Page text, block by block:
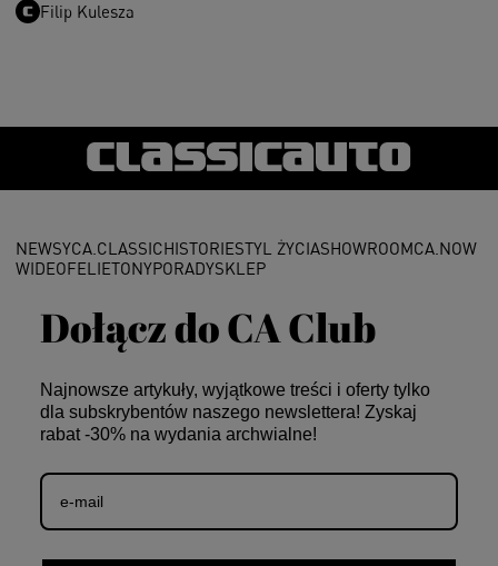
Filip Kulesza
Dołącz do CA Club
Najnowsze artykuły, wyjątkowe treści i oferty tylko
dla subskrybentów naszego newslettera! Zyskaj
rabat -30% na wydania archwialne!
NEWSYCA.CLASSICHISTORIESTYL ŻYCIASHOWROOMCA.NOW
WIDEOFELIETONYPORADYSKLEP